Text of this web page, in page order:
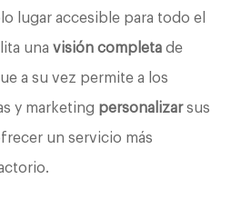
lugar accesible para todo el
una visión completade
a su vez permite a los
y marketing personalizarsus
un servicio más